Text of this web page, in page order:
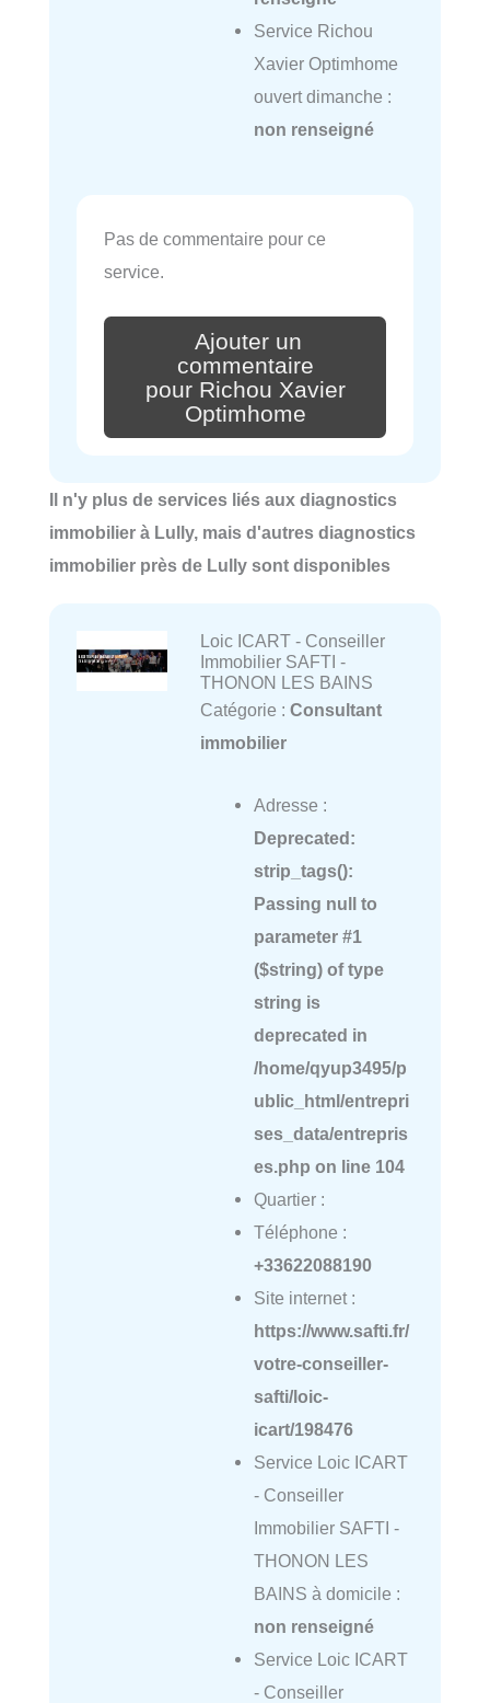
Service Richou
Xavier Optimhome
ouvert dimanche :
non renseigné
Pas de commentaire pour ce
service.
Ajouter un
commentaire
pour Richou Xavier
Optimhome
Il n'y plus de services liés aux diagnostics
immobilier à Lully, mais d'autres diagnostics
immobilier près de Lully sont disponibles
Loic ICART - Conseiller
Immobilier SAFTI -
THONON LES BAINS
Catégorie : Consultant
immobilier
Adresse :
Deprecated:
strip_tags():
Passing null to
parameter #1
($string) of type
string is
deprecated in
/home/qyup3495/p
ublic_html/entrepri
ses_data/entrepris
es.php on line 104
Quartier :
Téléphone :
+33622088190
Site internet :
https://www.safti.fr/
votre-conseiller-
safti/loic-
icart/198476
Service Loic ICART
- Conseiller
Immobilier SAFTI -
THONON LES
BAINS à domicile :
non renseigné
Service Loic ICART
- Conseiller